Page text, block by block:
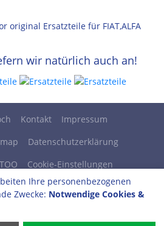
original Ersatzteile für FIAT,ALFA
wir natürlich auch an!
Kontakt
Impressum
Datenschutzerklärung
Cookie-Einstellungen
GmbH
Ihre personenbezogenen
Zwecke: Notwendige Cookies &